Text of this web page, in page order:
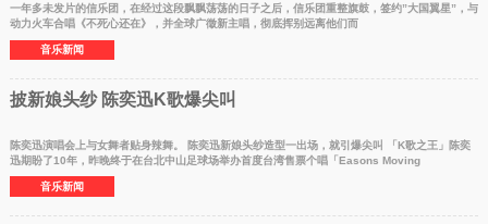
一年多未发片的信乐团，在经过这段飘飘荡荡的日子之后，信乐团重整旗鼓，签约”大国翼星”，与
动力火车合唱《不死心还在》，并全球广徵新主唱，彻底挥别远离他们而
音乐新闻
披新娘头纱 陈奕迅K歌爆尖叫
陈奕迅演唱会上与女舞者贴身辣舞。 陈奕迅新娘头纱造型一出场，就引爆尖叫 「K歌之王」陈奕
迅期盼了10年，昨晚终于在台北中山足球场举办首度台湾售票个唱「Easons Moving
音乐新闻